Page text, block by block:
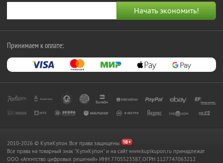
Принимаем к оплате:
2010-2026 © КупиКупон. Все права защищены.
Все права на товарный знак "КупиКупон" и на сайт www.kupikupon.ru принадлежат
OOO «Агентство цифровых решений» ИНН 7705523387, ОГРН 1127747063212